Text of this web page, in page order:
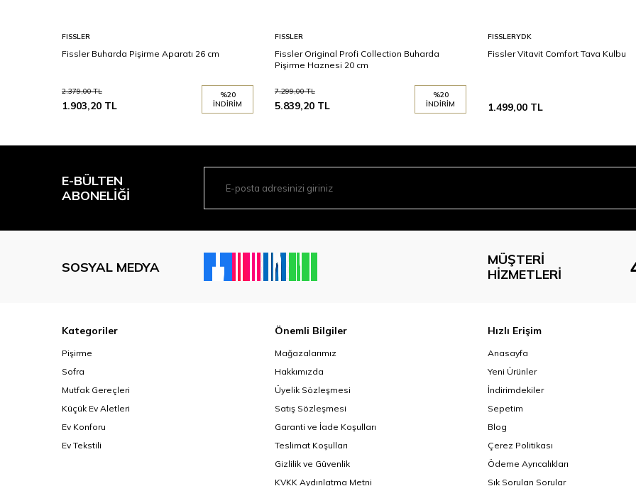
FISSLER
Fissler Buharda Pişirme Aparatı 26 cm
2.379,00TL
1.903,20 TL
%20
İNDIRIM
FISSLER
Fissler Original Profi Collection Buharda
Pişirme Haznesi 20 cm
7.299,00TL
5.839,20 TL
%20
İNDIRIM
FISSLERYDK
Fissler Vitavit Comfort Tava Kulbu
1.499,00 TL
E-BÜLTEN
ABONELIĞI
SOSYAL MEDYA
MÜŞTERI
HIZMETLERI
Kategoriler
Pişirme
Sofra
Mutfak Gereçleri
Küçük Ev Aletleri
Ev Konforu
Ev Tekstili
Önemli Bilgiler
Mağazalarımız
Hakkımızda
Üyelik Sözleşmesi
Satış Sözleşmesi
Garanti ve İade Koşulları
Teslimat Koşulları
Gizlilik ve Güvenlik
KVKK Aydınlatma Metni
Hızlı Erişim
Anasayfa
Yeni Ürünler
İndirimdekiler
Sepetim
Blog
Çerez Politikası
Ödeme Ayrıcalıkları
Sık Sorulan Sorular